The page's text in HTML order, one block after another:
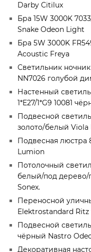
Darby Citilux
Бра 15W 3000K
Snake Odeon Light
Бра 5W 3000K
Acoustic Freya
Светильник
NN7026 голубой
Настенный
1*E27/1*G9 10081
Подвесной
золото/белый Viola
Подвесная люстра
Lumion
Потолочный
белый/под дерево/
Sonex.
Переносной
Elektrostandard
Подвесной
чёрный Nastro
Декоративная